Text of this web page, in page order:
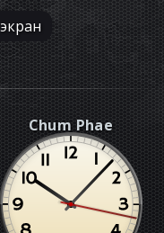
Chum Phae